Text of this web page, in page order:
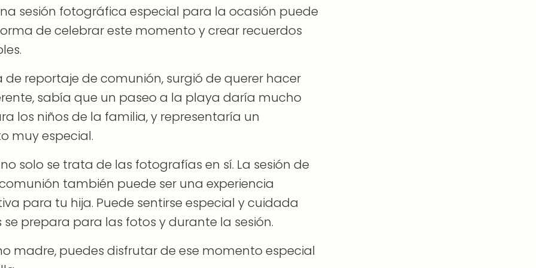
sesión fotográfica especial para la ocasión puede
de celebrar este momento y crear recuerdos
de reportaje de comunión, surgió de querer hacer
sabía que un paseo a la playa daría mucho
los niños de la familia, y representaría un
muy especial.
solo se trata de las fotografías en sí. La sesión de
también puede ser una experiencia
para tu hija. Puede sentirse especial y cuidada
prepara para las fotos y durante la sesión.
madre, puedes disfrutar de ese momento especial